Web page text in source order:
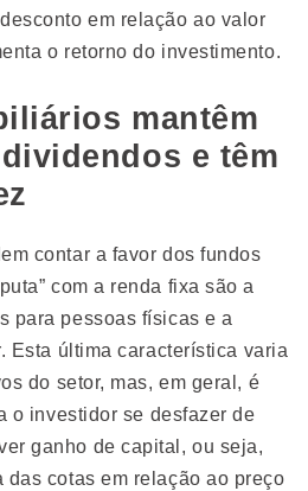
em relação ao valor
o retorno do investimento.
mantêm
e têm
contar a favor dos fundos
com a renda fixa são a
para pessoas físicas e a
Esta última característica varia
do setor, mas, em geral, é
o investidor se desfazer de
ganho de capital, ou seja,
das cotas em relação ao preço